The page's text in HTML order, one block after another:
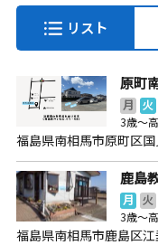
リスト
原町
月 火
3歳～
福島県南相馬市原町区
鹿島
月 火
3歳～
福島県南相馬市鹿島区